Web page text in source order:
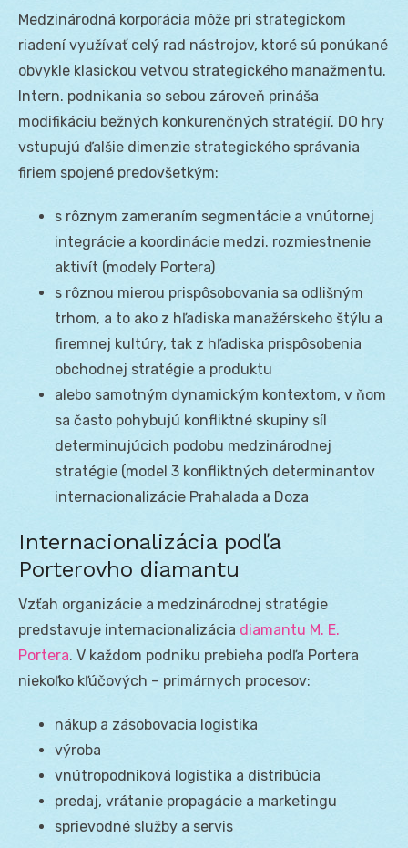
Medzinárodná korporácia môže pri strategickom
riadení využívať celý rad nástrojov, ktoré sú ponúkané
obvykle klasickou vetvou strategického manažmentu.
Intern. podnikania so sebou zároveň prináša
modifikáciu bežných konkurenčných stratégií. DO hry
vstupujú ďalšie dimenzie strategického správania
firiem spojené predovšetkým:
s rôznym zameraním segmentácie a vnútornej
integrácie a koordinácie medzi. rozmiestnenie
aktivít (modely Portera)
s rôznou mierou prispôsobovania sa odlišným
trhom, a to ako z hľadiska manažérskeho štýlu a
firemnej kultúry, tak z hľadiska prispôsobenia
obchodnej stratégie a produktu
alebo samotným dynamickým kontextom, v ňom
sa často pohybujú konfliktné skupiny síl
determinujúcich podobu medzinárodnej
stratégie (model 3 konfliktných determinantov
internacionalizácie Prahalada a Doza
Internacionalizácia podľa
Porterovho diamantu
Vzťah organizácie a medzinárodnej stratégie
predstavuje internacionalizácia diamantu M. E.
Portera. V každom podniku prebieha podľa Portera
niekoľko kľúčových – primárnych procesov:
nákup a zásobovacia logistika
výroba
vnútropodniková logistika a distribúcia
predaj, vrátanie propagácie a marketingu
sprievodné služby a servis